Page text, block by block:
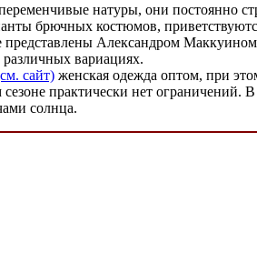
натуры, они постоянно
брючных костюмов,
Александром
вариациях.
сайт) женская одежда оптом, при
практически нет ограничений.
солнца.